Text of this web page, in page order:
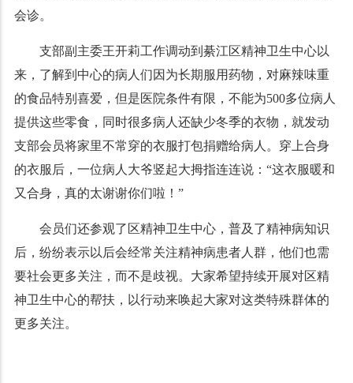
会诊。
支部副主委王开莉工作调动到綦江区精神卫生中心以
来，了解到中心的病人们因为长期服用药物，对麻辣味重
的食品特别喜爱，但是医院条件有限，不能为500多位病人
提供这些零食，同时很多病人还缺少冬季的衣物，就发动
支部会员将家里不常穿的衣服打包捐赠给病人。穿上合身
的衣服后，一位病人大爷竖起大拇指连连说：“这衣服暖和
又合身，真的太谢谢你们啦！”
会员们还参观了区精神卫生中心，普及了精神病知识
后，纷纷表示以后会经常关注精神病患者人群，他们也需
要社会更多关注，而不是歧视。大家希望持续开展对区精
神卫生中心的帮扶，以行动来唤起大家对这类特殊群体的
更多关注。